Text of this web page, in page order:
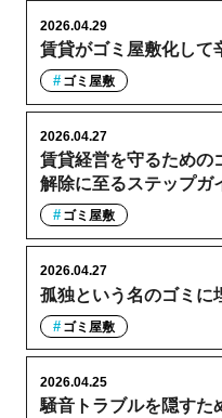
賃貸がゴミ屋敷化して
2026.04.29
ゴミ屋敷
賃貸経営を守るための
解除に至るステップガ
2026.04.27
ゴミ屋敷
孤独という名のゴミに
2026.04.27
ゴミ屋敷
騒音トラブルを隠すた
2026.04.25